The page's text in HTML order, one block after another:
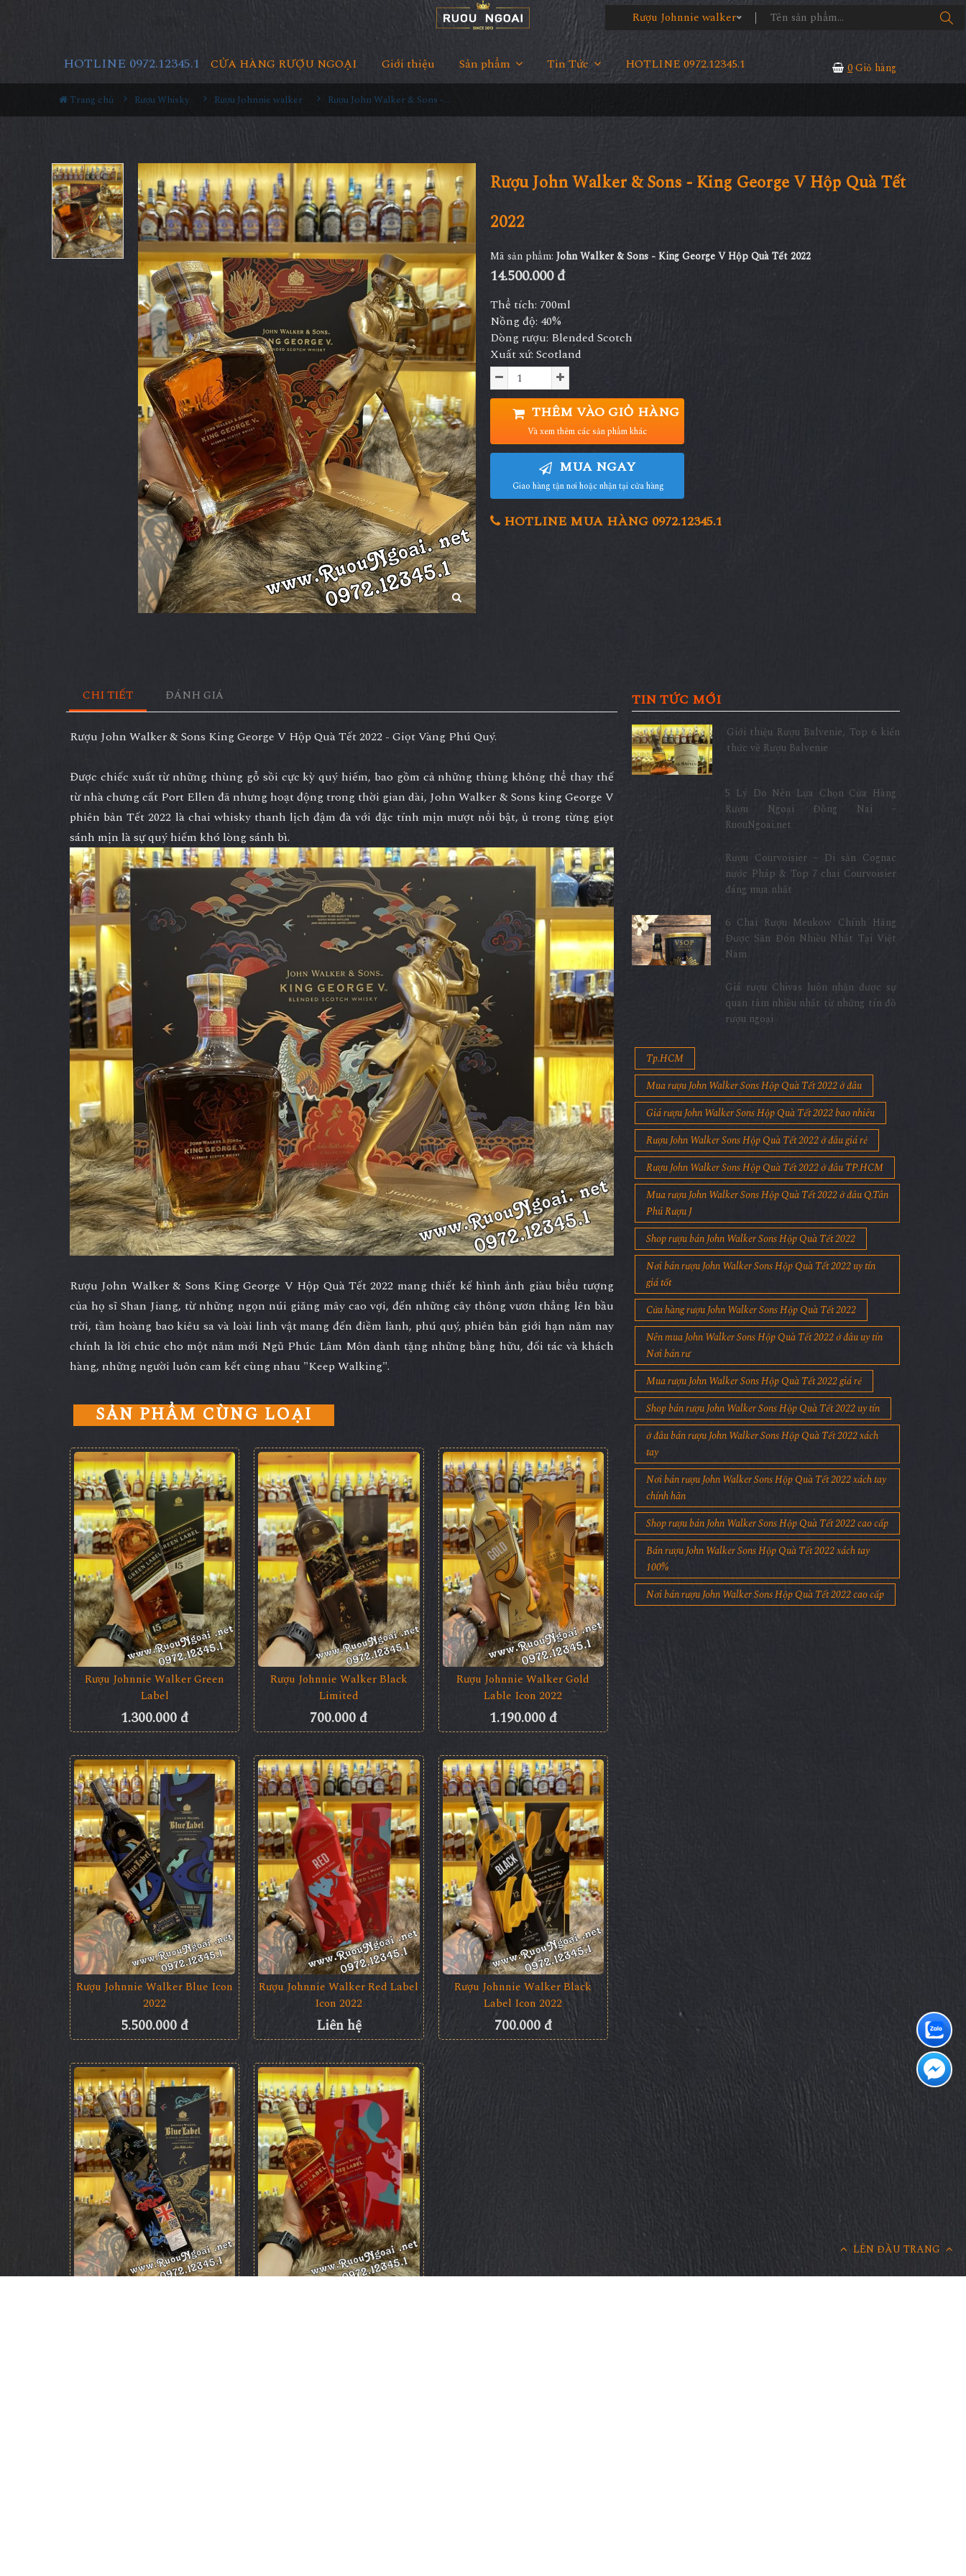
Rượu Johnnie walker
CỬA HÀNG RƯỢU NGOẠI Giới thiệu Sản phẩm Tin Tức HOTLINE 0972.12345.1 0Giỏ hàng
HOTLINE 0972.12345.1
Trang chủ Rượu Whisky Rượu Johnnie walker Rượu John Walker & Sons - King George V Hộp Quà Tết 2022
Rượu John Walker & Sons - King George V Hộp Quà Tết
2022
Mã sản phẩm: John Walker & Sons - King George V Hộp Quà Tết 2022
14.500.000 đ
Thể tích: 700ml
Nồng độ: 40%
Dòng rượu: Blended Scotch
Xuất xứ: Scotland
THÊM VÀO GIỎ HÀNG
Và xem thêm các sản phẩm khác
MUA NGAY
Giao hàng tận nơi hoặc nhận tại cửa hàng
HOTLINE MUA HÀNG 0972.12345.1
CHI TIẾT ĐÁNH GIÁ
Rượu John Walker & Sons King George V Hộp Quà Tết 2022 - Giọt Vàng Phú Quý.
Được chiếc xuất từ những thùng gỗ sồi cực kỳ quý hiếm, bao gồm cả những thùng không thể thay thế
từ nhà chưng cất Port Ellen đã nhưng hoạt động trong thời gian dài, John Walker & Sons king George V
phiên bản Tết 2022 là chai whisky thanh lịch đậm đà với đặc tính mịn mượt nổi bật, ủ trong từng giọt
sánh mịn là sự quý hiếm khó lòng sánh bì.
Rượu John Walker & Sons King George V Hộp Quà Tết 2022 mang thiết kế hình ảnh giàu biểu tượng
của họ sĩ Shan Jiang, từ những ngọn núi giăng mây cao vợi, đến những cây thông vươn thẳng lên bầu
trời, tầm hoàng bao kiêu sa và loài linh vật mang đến điềm lành, phú quý, phiên bản giới hạn năm nay
chính là lời chúc cho một năm mới Ngũ Phúc Lâm Môn dành tặng những bằng hữu, đối tác và khách
hàng, những người luôn cam kết cùng nhau "Keep Walking".
SẢN PHẨM CÙNG LOẠI
Rượu Johnnie Walker Green
Label
1.300.000 đ
Rượu Johnnie Walker Black
Limited
700.000 đ
Rượu Johnnie Walker Gold
Lable Icon 2022
1.190.000 đ
Rượu Johnnie Walker Blue Icon
2022
5.500.000 đ
Rượu Johnnie Walker Red Label
Icon 2022
Liên hệ
Rượu Johnnie Walker Black
Label Icon 2022
700.000 đ
TIN TỨC MỚI
Giới thiệu Rượu Balvenie, Top 6 kiến
thức về Rượu Balvenie
5 Lý Do Nên Lựa Chọn Cửa Hàng
Rượu Ngoại Đồng Nai –
RuouNgoai.net
Rượu Courvoisier – Di sản Cognac
nước Pháp & Top 7 chai Courvoisier
đáng mua nhất
6 Chai Rượu Meukow Chính Hãng
Được Săn Đón Nhiều Nhất Tại Việt
Nam
Giá rượu Chivas luôn nhận được sự
quan tâm nhiều nhất từ những tín đồ
rượu ngoại
Tp.HCM
Mua rượu John Walker Sons Hộp Quà Tết 2022 ở đâu
Giá rượu John Walker Sons Hộp Quà Tết 2022 bao nhiêu
Rượu John Walker Sons Hộp Quà Tết 2022 ở đâu giá rẻ
Rượu John Walker Sons Hộp Quà Tết 2022 ở đâu TP.HCM
Mua rượu John Walker Sons Hộp Quà Tết 2022 ở đâu Q.Tân
Phú Rượu J
Shop rượu bán John Walker Sons Hộp Quà Tết 2022
Nơi bán rượu John Walker Sons Hộp Quà Tết 2022 uy tín
giá tốt
Cửa hàng rượu John Walker Sons Hộp Quà Tết 2022
Nên mua John Walker Sons Hộp Quà Tết 2022 ở đâu uy tín
Nơi bán rư
Mua rượu John Walker Sons Hộp Quà Tết 2022 giá rẻ
Shop bán rượu John Walker Sons Hộp Quà Tết 2022 uy tín
ở đâu bán rượu John Walker Sons Hộp Quà Tết 2022 xách
tay
Nơi bán rượu John Walker Sons Hộp Quà Tết 2022 xách tay
chính hãn
Shop rượu bán John Walker Sons Hộp Quà Tết 2022 cao cấp
Bán rượu John Walker Sons Hộp Quà Tết 2022 xách tay
100%
Nơi bán rượu John Walker Sons Hộp Quà Tết 2022 cao cấp
LÊN ĐẦU TRANG